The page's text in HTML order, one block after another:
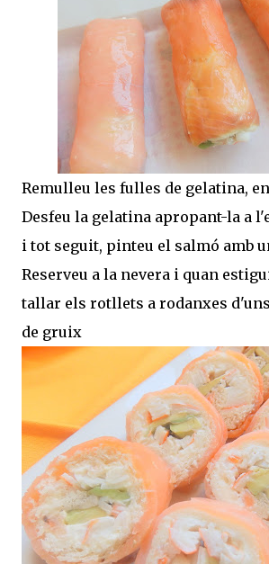
Remulleu les fulles de gelatina,
Desfeu la gelatina apropant-la a
i tot seguit, pinteu el salmó amb
Reserveu a la nevera i quan
tallar els rotllets a rodanxes
de gruix